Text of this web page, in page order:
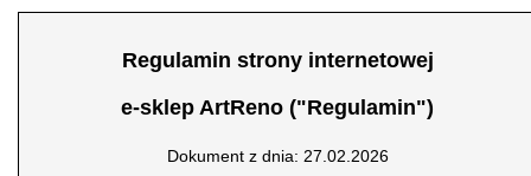
Regulamin strony internetowej
e-sklep ArtReno ("Regulamin")
Dokument z dnia: 27.02.2026